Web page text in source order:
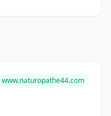
www.naturopathe44.com